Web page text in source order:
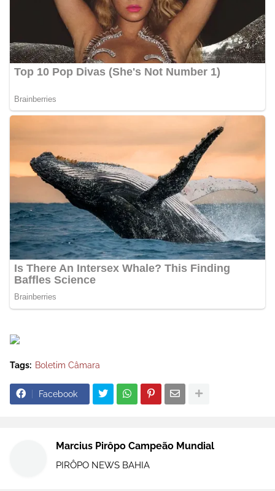
Tags: Boletim Câmara
Facebook
Marcius Pirôpo Campeão Mundial
PIRÔPO NEWS BAHIA